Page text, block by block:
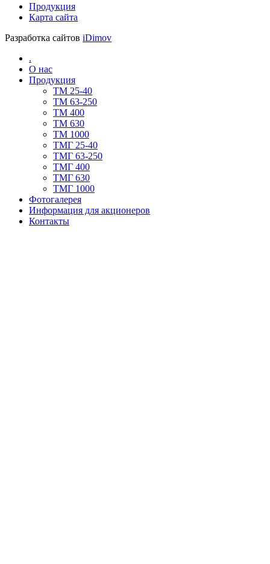
Продукция
Карта сайта
Разработка сайтов iDimov
.
О нас
Продукция
TM 25-40
TM 63-250
ТМ 400
ТМ 630
ТМ 1000
TMГ 25-40
TMГ 63-250
ТМГ 400
ТМГ 630
ТМГ 1000
Фотогалерея
Информация для акционеров
Контакты